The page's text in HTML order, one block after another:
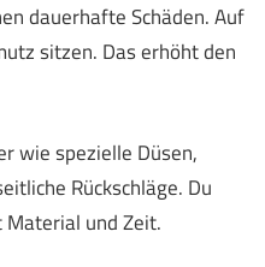
dauerhafte Schäden. Auf
sitzen. Das erhöht den
wie spezielle Düsen,
Rückschläge. Du
und Zeit.